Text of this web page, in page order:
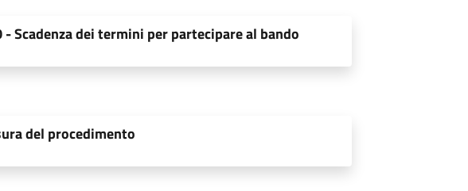
-Scadenza dei termini per partecipare al bando
del procedimento